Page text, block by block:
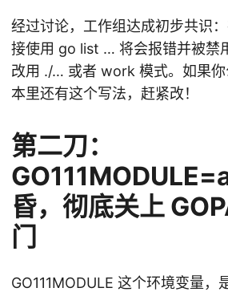
经过讨论，工作组达成初步共识
接使用 go list … 将会报错并被禁
改用 ./… 或者 work 模式。如果你
本里还有这个写法，赶紧改！
第二刀：
昏，彻底关上
门
GO111MODULE 这个环境变量，